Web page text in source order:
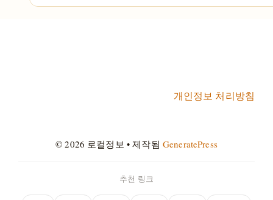
개인정보 처리방침
© 2026 로컬정보 • 제작됨 GeneratePress
추천 링크